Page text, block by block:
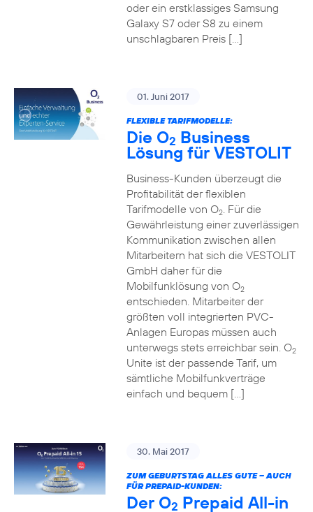
oder ein erstklassiges Samsung
Galaxy S7 oder S8 zu einem
unschlagbaren Preis […]
01. Juni 2017
FLEXIBLE TARIFMODELLE:
Die O2 Business
Lösung für VESTOLIT
Business-Kunden überzeugt die
Profitabilität der flexiblen
Tarifmodelle von O2. Für die
Gewährleistung einer zuverlässigen
Kommunikation zwischen allen
Mitarbeitern hat sich die VESTOLIT
GmbH daher für die
Mobilfunklösung von O2
entschieden. Mitarbeiter der
größten voll integrierten PVC-
Anlagen Europas müssen auch
unterwegs stets erreichbar sein. O2
Unite ist der passende Tarif, um
sämtliche Mobilfunkverträge
einfach und bequem […]
30. Mai 2017
ZUM GEBURTSTAG ALLES GUTE – AUCH
FÜR PREPAID-KUNDEN:
Der O2 Prepaid All-in